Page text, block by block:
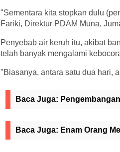
"Sementara kita stopkan dulu
Fariki, Direktur PDAM Muna,
Penyebab air keruh itu, akibat
telah banyak mengalami
"Biasanya, antara satu dua hari,
Baca Juga:
Baca Juga: Enam Orang